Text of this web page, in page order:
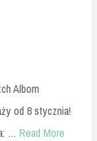
Albom
od 8 stycznia!
… Read More